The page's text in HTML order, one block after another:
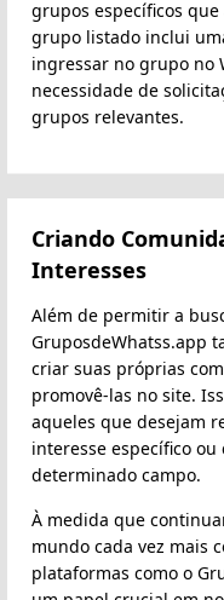
grupos específicos
grupo listado inclui
ingressar no grupo no
necessidade de
grupos relevantes.
Criando
Interesses
Além de permitir a
GruposdeWhatss.app
criar suas próprias
promovê-las no site.
aqueles que desejam
interesse específico
determinado campo.
À medida que
mundo cada vez mais
plataformas como o